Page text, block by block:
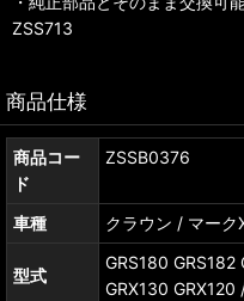
ZSS713
商品仕様
商品コー
ド
ZSSB0376
車種 クラウン / マーク
型式
GRS180 GRS182
GRX130 GRX120